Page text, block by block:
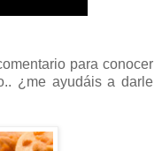
para conocer
¿me ayudáis a darle